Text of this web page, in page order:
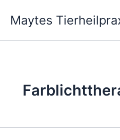
Inhalt
springen
Maytes